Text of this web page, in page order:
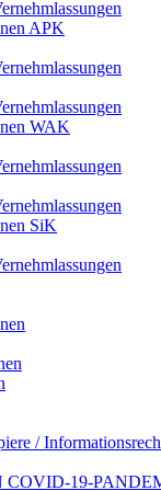
APK
WAK
SiK
/
COVID-19-